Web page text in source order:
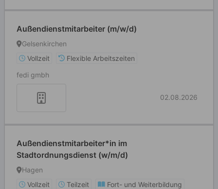
Außendienstmitarbeiter (m/w/d)
Gelsenkirchen
Vollzeit
Flexible Arbeitszeiten
fedi gmbh
02.08.2026
Außendienstmitarbeiter*in im
Stadtordnungsdienst (w/m/d)
Hagen
Vollzeit
Teilzeit
Fort- und Weiterbildung